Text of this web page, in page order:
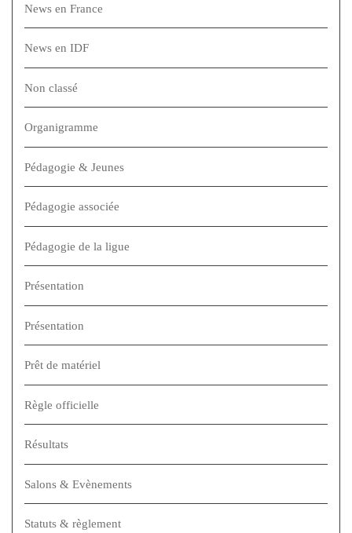
News en France
News en IDF
Non classé
Organigramme
Pédagogie & Jeunes
Pédagogie associée
Pédagogie de la ligue
Présentation
Présentation
Prêt de matériel
Règle officielle
Résultats
Salons & Evènements
Statuts & règlement